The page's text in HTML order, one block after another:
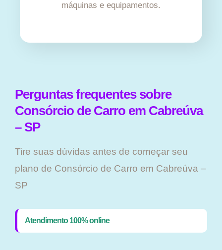
máquinas e equipamentos.
Perguntas frequentes sobre
Consórcio de Carro em Cabreúva
– SP
Tire suas dúvidas antes de começar seu
plano ​de Consórcio de Carro em Cabreúva –
SP
Atendimento 100% online